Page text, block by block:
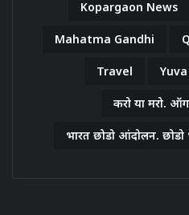
Kopargaon News
Mahatma Gandhi
Travel
करो या मरो.
भारत छोडो आंदोलन. छोडो